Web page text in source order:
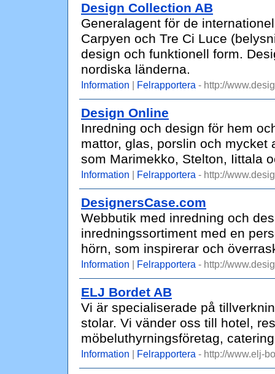
Design Collection AB
Generalagent för de
Carpyen och Tre Ci Luce
design och funktionell form.
nordiska länderna.
Information | Felrapportera - http://
Design Online
Inredning och design för hem
mattor, glas, porslin och
som Marimekko, Stelton, Iittala
Information | Felrapportera - http://
DesignersCase.com
Webbutik med inredning och
inredningssortiment med en
hörn, som inspirerar och
Information | Felrapportera - http://
ELJ Bordet AB
Vi är specialiserade på
stolar. Vi vänder oss till hotel,
möbeluthyrningsföretag,
Information | Felrapportera - http://www.elj-